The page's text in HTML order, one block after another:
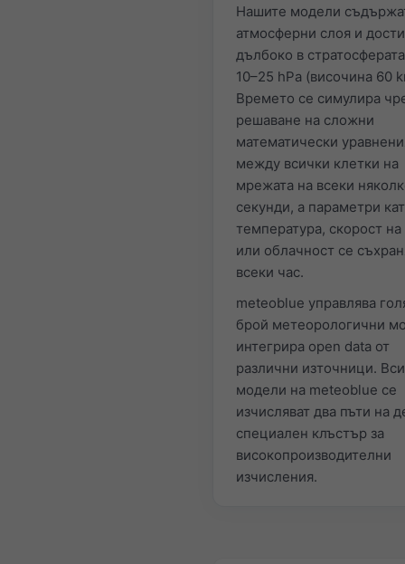
Нашите модели
атмосферни слоя и
дълбоко в
10–25 hPa (височина 60
Времето се симулира
решаване на сложни
математически
между всички клетки на
мрежата на всеки
секунди, а параметри
температура, скорост на
или облачност се
всеки час.
meteoblue управлява
брой метеорологични
интегрира open data от
различни източници.
модели на meteoblue се
изчисляват два пъти на
специален клъстър за
високопроизводителни
изчисления.